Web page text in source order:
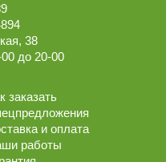
38
до 20-00
заказать
и оплата
работы